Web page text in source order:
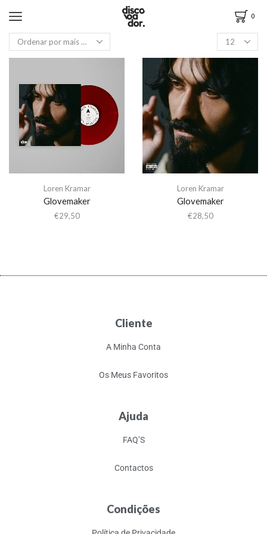
0
Loren Kramar
Glovemaker
€29,50
Loren Kramar
Glovemaker
€28,50
Cliente
A Minha Conta
Os Meus Favoritos
Ajuda
FAQ’S
Contactos
Condições